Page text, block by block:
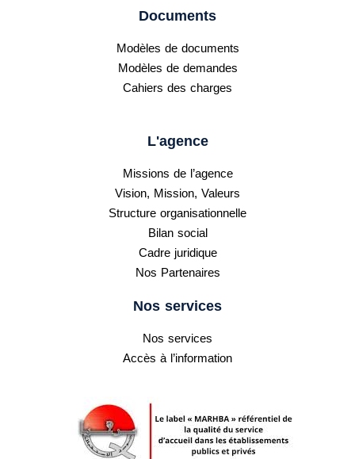
Nos services
Nos services
Accès à l’information
L'agence
Missions de l’agence
Vision, Mission, Valeurs
Structure organisationnelle
Bilan social
Cadre juridique
Nos Partenaires
Documents
Modèles de documents
Modèles de demandes
Cahiers des charges